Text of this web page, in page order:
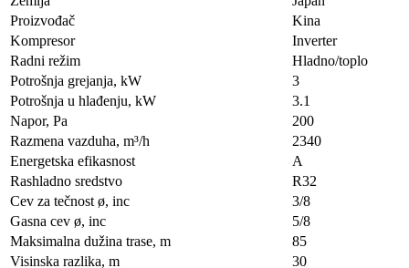
Proizvođač
Kina
Kompresor
Inverter
Radni režim
Hladno/toplo
Potrošnja grejanja, kW
3
Potrošnja u hlađenju, kW
3.1
Napor, Pa
200
Razmena vazduha, m³/h
2340
Energetska efikasnost
A
Rashladno sredstvo
R32
Cev za tečnost ø, inc
3/8
Gasna cev ø, inc
5/8
Maksimalna dužina trase, m
85
Visinska razlika, m
30